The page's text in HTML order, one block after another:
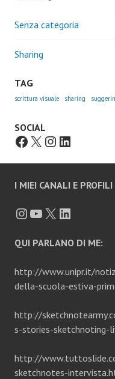
Senza categoria
Sharing
TAG
scrittura visuale sharing
SOCIAL
I MIEI CANALI E
QUI PARLANO DI ME:
http://www.unipr.it/
della-scuola-estiva-
http://
s-stories-sketchnoting-
http://
sketchnotes-